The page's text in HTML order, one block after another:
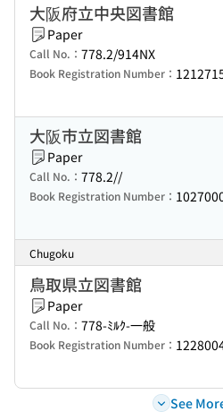
大阪府立中央図書館
Paper
Call No.： 778.2/914NX
Book Registration Number：
大阪市立図書館
Paper
Call No.： 778.2//
Book Registration Number：
Chugoku
鳥取県立図書館
Paper
Call No.： 778-ﾐﾙｸ-一般
Book Registration Number：
See